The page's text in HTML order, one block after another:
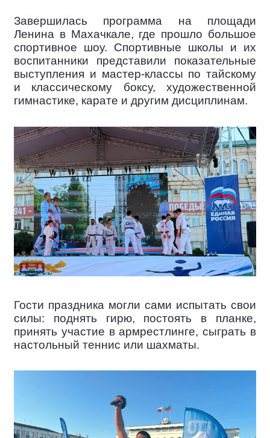
Завершилась программа на площади
Ленина в Махачкале, где прошло большое
спортивное шоу. Спортивные школы и их
воспитанники представили показательные
выступления и мастер-классы по тайскому
и классическому боксу, художественной
гимнастике, карате и другим дисциплинам.
Гости праздника могли сами испытать свои
силы: поднять гирю, постоять в планке,
принять участие в армрестлинге, сыграть в
настольный теннис или шахматы.